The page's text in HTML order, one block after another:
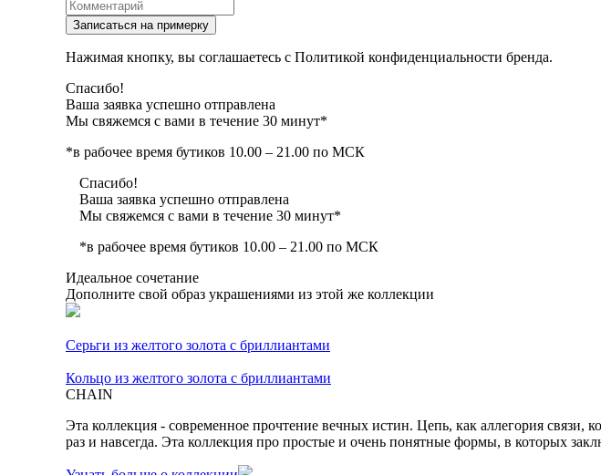
Записаться на примерку
Нажимая кнопку, вы соглашаетесь с Политикой конфиденциальности бренда.
Спасибо!
Ваша заявка успешно отправлена
Мы свяжемся с вами в течение 30 минут*
*в рабочее время бутиков 10.00 – 21.00 по МСК
Спасибо!
Ваша заявка успешно отправлена
Мы свяжемся с вами в течение 30 минут*
*в рабочее время бутиков 10.00 – 21.00 по МСК
Идеальное сочетание
Дополните свой образ украшениями из этой же коллекции
Серьги из желтого золота с бриллиантами
Кольцо из желтого золота с бриллиантами
CHAIN
Эта коллекция - современное прочтение вечных истин. Цепь, как аллегория
раз и навсегда. Эта коллекция про простые и очень понятные формы, в которых